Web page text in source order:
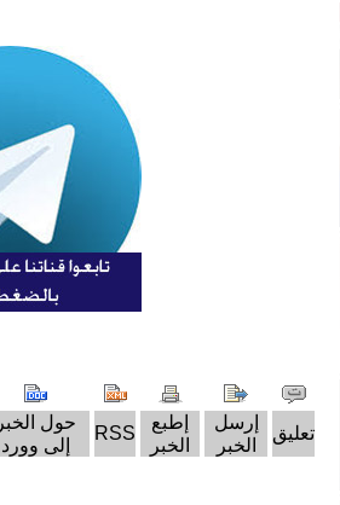
تعليق
إرسل
الخبر
إطبع
الخبر
RSS
حول الخبر
إلى وورد